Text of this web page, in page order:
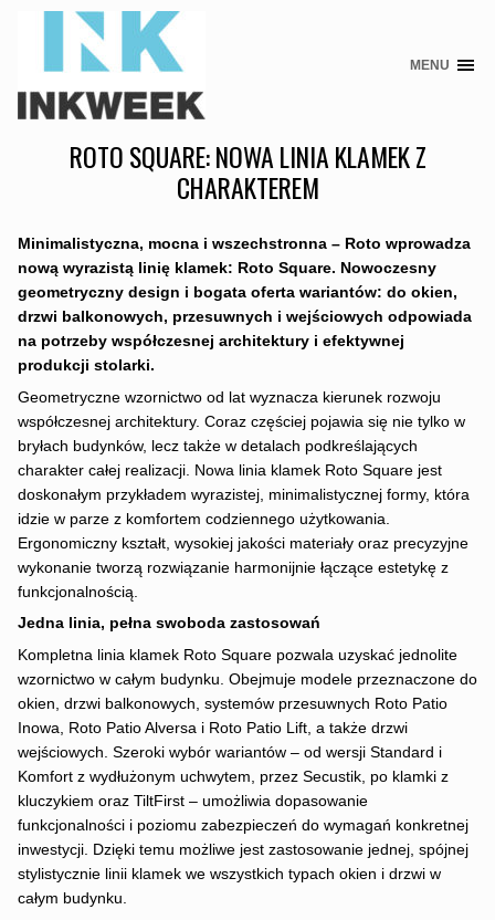
Skip
content
MENU
ROTO SQUARE: NOWA LINIA KLAMEK Z
CHARAKTEREM
Minimalistyczna, mocna i wszechstronna – Roto wprowadza
nową wyrazistą linię klamek: Roto Square. Nowoczesny
geometryczny design i bogata oferta wariantów: do okien,
drzwi balkonowych, przesuwnych i wejściowych odpowiada
na potrzeby współczesnej architektury i efektywnej
produkcji stolarki.
Geometryczne wzornictwo od lat wyznacza kierunek rozwoju
współczesnej architektury. Coraz częściej pojawia się nie tylko w
bryłach budynków, lecz także w detalach podkreślających
charakter całej realizacji. Nowa linia klamek Roto Square jest
doskonałym przykładem wyrazistej, minimalistycznej formy, która
idzie w parze z komfortem codziennego użytkowania.
Ergonomiczny kształt, wysokiej jakości materiały oraz precyzyjne
wykonanie tworzą rozwiązanie harmonijnie łączące estetykę z
funkcjonalnością.
Jedna linia, pełna swoboda zastosowań
Kompletna linia klamek Roto Square pozwala uzyskać jednolite
wzornictwo w całym budynku. Obejmuje modele przeznaczone do
okien, drzwi balkonowych, systemów przesuwnych Roto Patio
Inowa, Roto Patio Alversa i Roto Patio Lift, a także drzwi
wejściowych. Szeroki wybór wariantów – od wersji Standard i
Komfort z wydłużonym uchwytem, przez Secustik, po klamki z
kluczykiem oraz TiltFirst – umożliwia dopasowanie
funkcjonalności i poziomu zabezpieczeń do wymagań konkretnej
inwestycji. Dzięki temu możliwe jest zastosowanie jednej, spójnej
stylistycznie linii klamek we wszystkich typach okien i drzwi w
całym budynku.